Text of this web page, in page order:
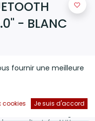
- BLANC
- Connectivité:
3.5 Watts - Batterie
utilisation de l’enceinte
fournir une meilleure
cookies Je suis d'accord